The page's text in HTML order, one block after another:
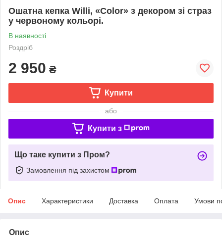
Ошатна кепка Willi, «Color» з декором зі страз
у червоному кольорі.
В наявності
Роздріб
2 950 ₴
Купити
або
Купити з
Що таке купити з Пром?
Замовлення під захистом
Опис Характеристики Доставка Оплата Умови
Опис